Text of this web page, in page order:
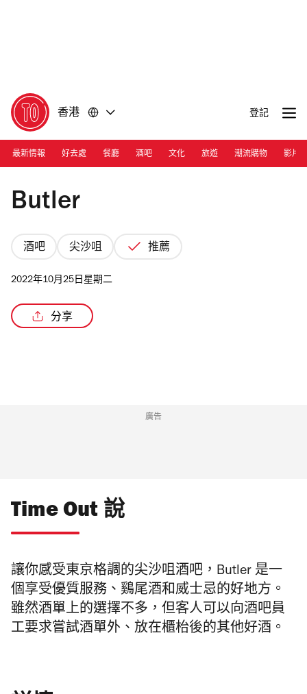
香港 登記
最新情報 好去處 餐廳 酒吧 文化 旅遊 潮流購物 影片
Photograph: Courtesy Butler
Butler
酒吧 尖沙咀 推薦
2022年10月25日星期二
分享
廣告
Time Out 說
讓你感受東京格調的尖沙咀酒吧，Butler 是一
個享受優質服務、鷄尾酒和威士忌的好地方。
雖然酒單上的選擇不多，但客人可以向酒吧員
工要求嘗試酒單外、放在櫃枱後的其他好酒。